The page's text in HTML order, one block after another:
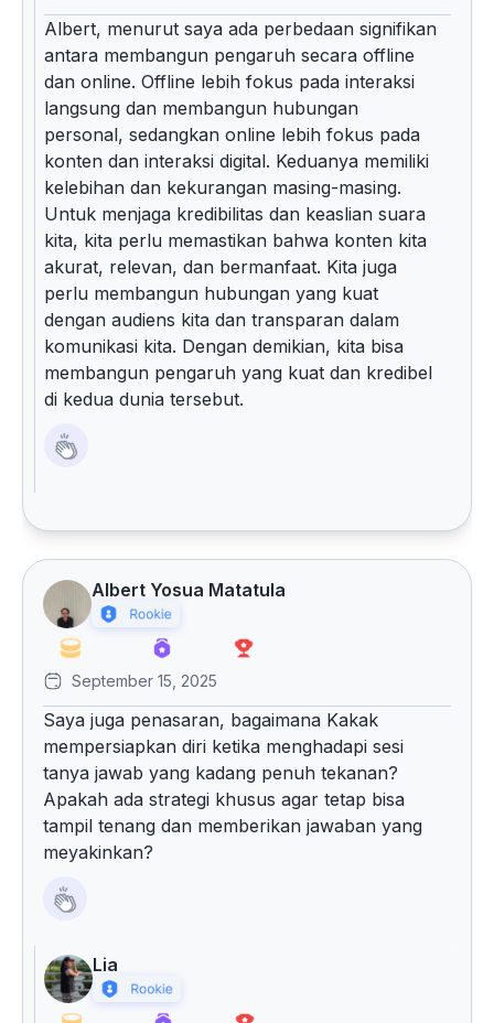
Albert, menurut saya ada perbedaan signifikan
antara membangun pengaruh secara offline
dan online. Offline lebih fokus pada interaksi
langsung dan membangun hubungan
personal, sedangkan online lebih fokus pada
konten dan interaksi digital. Keduanya memiliki
kelebihan dan kekurangan masing-masing.
Untuk menjaga kredibilitas dan keaslian suara
kita, kita perlu memastikan bahwa konten kita
akurat, relevan, dan bermanfaat. Kita juga
perlu membangun hubungan yang kuat
dengan audiens kita dan transparan dalam
komunikasi kita. Dengan demikian, kita bisa
membangun pengaruh yang kuat dan kredibel
di kedua dunia tersebut.
Albert Yosua Matatula
September 15, 2025
Saya juga penasaran, bagaimana Kakak
mempersiapkan diri ketika menghadapi sesi
tanya jawab yang kadang penuh tekanan?
Apakah ada strategi khusus agar tetap bisa
tampil tenang dan memberikan jawaban yang
meyakinkan?
Lia